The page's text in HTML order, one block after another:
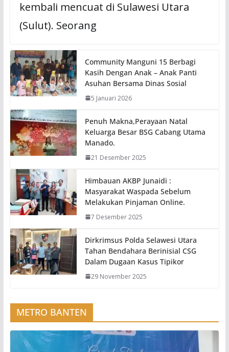
kembali mencuat di Sulawesi Utara
(Sulut). Seorang
Community Manguni 15 Berbagi
Kasih Dengan Anak – Anak Panti
Asuhan Bersama Dinas Sosial
5 Januari 2026
Penuh Makna,Perayaan Natal
Keluarga Besar BSG Cabang Utama
Manado.
21 Desember 2025
Himbauan AKBP Junaidi :
Masyarakat Waspada Sebelum
Melakukan Pinjaman Online.
7 Desember 2025
Dirkrimsus Polda Selawesi Utara
Tahan Bendahara Berinisial CSG
Dalam Dugaan Kasus Tipikor
29 November 2025
METRO BANTEN